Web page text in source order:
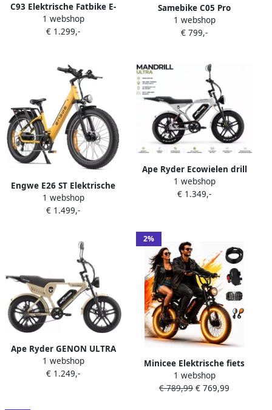
C93 Elektrische Fatbike E-
Bike 250W Motor 25 km u
20 Inch Banden 7
1 webshop
€ 1.299,-
Samebike C05 Pro
Elektrische Fatbike –
Opvouwbare E-Bike 250W
Banden Shi o 7
Versnellingen met Dubbele
Vering
1 webshop
€ 799,-
Engwe E26 ST Elektrische
Fatbike 26 inch E-bike 250W
70Nm 140 km Actieradius –
Avontuur Elektrische fiets
1 webshop
€ 1.499,-
Ape Ryder Ecowielen drill
Ultra Elektrische Fatbike
250W 48V 15Ah Actieradius
1 webshop
€ 1.349,-
Ape Ryder GENON ULTRA
Elektrische Fatbike 250W
48V 15Ah Actieradius 60-70
1 webshop
€ 1.249,-
2%
Minicee Elektrische fiets
Volwassen 20 Inch
Elektrische Fatbike 250W
1 webshop
€ 789,99 € 769,99